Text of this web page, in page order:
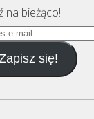
na bieżąco!
się!